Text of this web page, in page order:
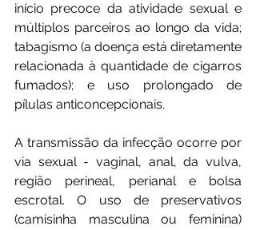
início precoce da atividade sexual e
múltiplos parceiros ao longo da vida;
tabagismo (a doença está diretamente
relacionada à quantidade de cigarros
fumados); e uso prolongado de
pílulas anticoncepcionais.
A transmissão da infecção ocorre por
via sexual - vaginal, anal, da vulva,
região perineal, perianal e bolsa
escrotal. O uso de preservativos
(camisinha masculina ou feminina)